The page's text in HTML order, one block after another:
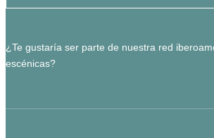
¿Te gustaría ser parte de nuestra red
escénicas?